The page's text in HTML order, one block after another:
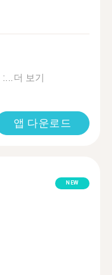
더 보기
앱 다운로드
NEW